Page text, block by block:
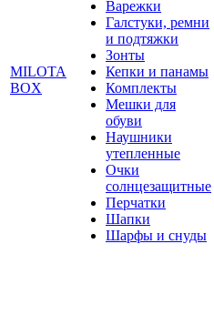
MILOTA
BOX
Варежки
Галстуки, ремни
и подтяжки
Зонты
Кепки и панамы
Комплекты
Мешки для
обуви
Наушники
утепленные
Очки
солнцезащитные
Перчатки
Шапки
Шарфы и снуды